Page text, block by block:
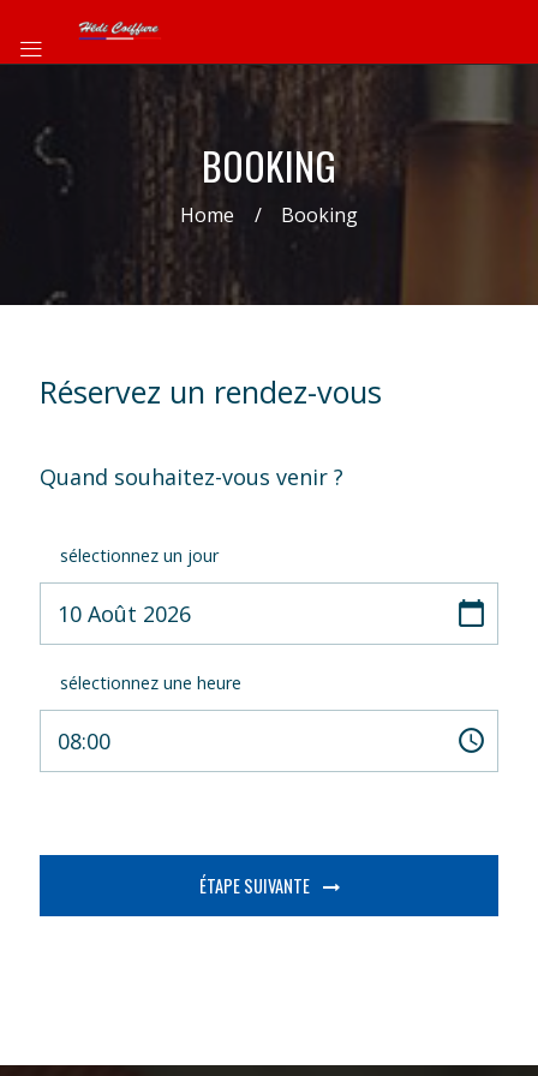
BOOKING
Home Booking
Réservez un rendez-vous
Quand souhaitez-vous venir ?
sélectionnez un jour
sélectionnez une heure
ÉTAPE SUIVANTE